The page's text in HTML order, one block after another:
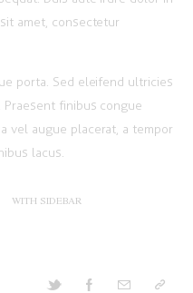
amet, consectetur
porta. Sed eleifend ultricies
finibus congue
vel augue placerat, a tempor
lacus.
WITH SIDEBAR